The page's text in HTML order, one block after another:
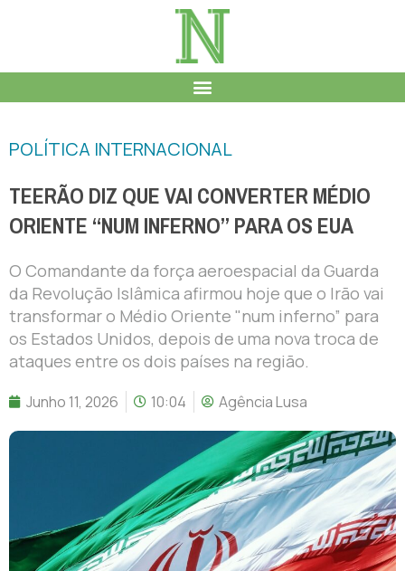
POLÍTICA INTERNACIONAL
TEERÃO DIZ QUE VAI CONVERTER MÉDIO
ORIENTE “NUM INFERNO” PARA OS EUA
O Comandante da força aeroespacial da Guarda
da Revolução Islâmica afirmou hoje que o Irão vai
transformar o Médio Oriente "num inferno” para
os Estados Unidos, depois de uma nova troca de
ataques entre os dois países na região.
Junho 11, 2026 10:04 Agência Lusa